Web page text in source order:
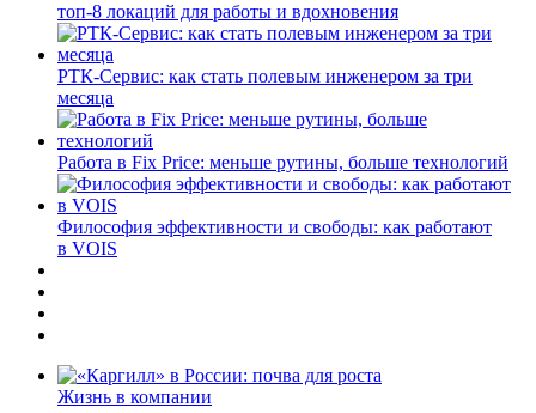
топ-8 локаций для работы и вдохновения
РТК-Сервис: как стать полевым инженером за три
месяца
Работа в Fix Price: меньше рутины, больше технологий
Философия эффективности и свободы: как работают
в VOIS
Жизнь в компании